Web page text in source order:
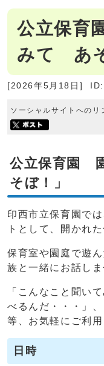
公立保育
みて あ
[2026年5月18日]
ソーシャルサイトへのリ
公立保育園
そぼ！」
印西市立保育園で
トとして、開かれ
保育室や園庭で遊
族と一緒にお話しま
「こんなこと聞い
べるんだ・・・」
等、お気軽にご利用
日時